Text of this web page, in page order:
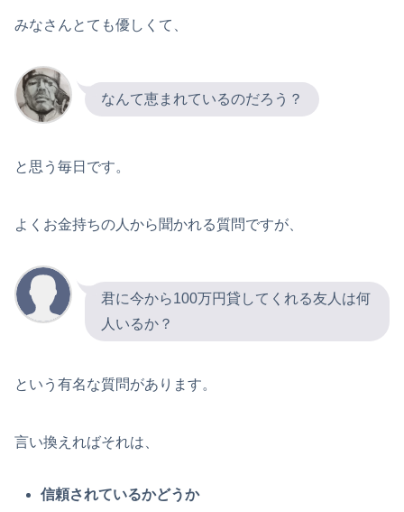
みなさんとても優しくて、
なんて恵まれているのだろう？
と思う毎日です。
よくお金持ちの人から聞かれる質問ですが、
君に今から100万円貸してくれる友人は何
人いるか？
という有名な質問があります。
言い換えればそれは、
信頼されているかどうか